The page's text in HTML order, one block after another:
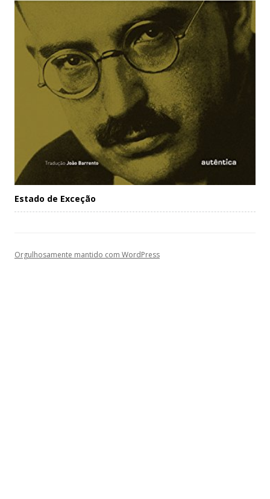
Estado de Exceção
Orgulhosamente mantido com WordPress